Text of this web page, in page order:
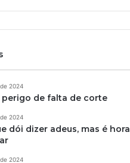
2024
de falta de corte
2024
dói dizer adeus, mas é hora
2024